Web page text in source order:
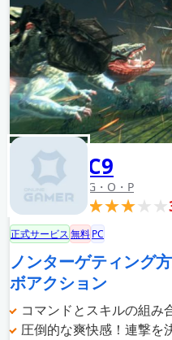
C9
G・O・P
正式サービス無料PC
ノンターゲティング
ボアクション
コマンドとスキルの組み
圧倒的な爽快感！連撃を